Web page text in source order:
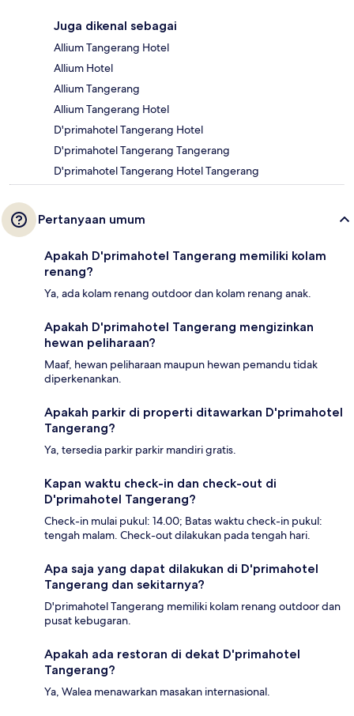
Juga dikenal sebagai
Allium Tangerang Hotel
Allium Hotel
Allium Tangerang
Allium Tangerang Hotel
D'primahotel Tangerang Hotel
D'primahotel Tangerang Tangerang
D'primahotel Tangerang Hotel Tangerang
Pertanyaan umum
Apakah D'primahotel Tangerang memiliki kolam
renang?
Ya, ada kolam renang outdoor dan kolam renang anak.
Apakah D'primahotel Tangerang mengizinkan
hewan peliharaan?
Maaf, hewan peliharaan maupun hewan pemandu tidak
diperkenankan.
Apakah parkir di properti ditawarkan D'primahotel
Tangerang?
Ya, tersedia parkir parkir mandiri gratis.
Kapan waktu check-in dan check-out di
D'primahotel Tangerang?
Check-in mulai pukul: 14.00; Batas waktu check-in pukul:
tengah malam. Check-out dilakukan pada tengah hari.
Apa saja yang dapat dilakukan di D'primahotel
Tangerang dan sekitarnya?
D'primahotel Tangerang memiliki kolam renang outdoor dan
pusat kebugaran.
Apakah ada restoran di dekat D'primahotel
Tangerang?
Ya, Walea menawarkan masakan internasional.